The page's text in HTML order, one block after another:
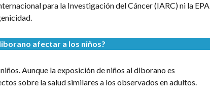
para la Investigación del Cáncer (IARC) ni la EPA
afectar a los niños?
Aunque la exposición de niños al diborano es
sobre la salud similares a los observados en adultos.